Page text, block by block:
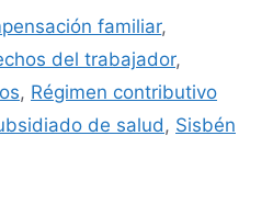
familiar,
del trabajador,
, Régimen contributivo
de salud , Sisbén